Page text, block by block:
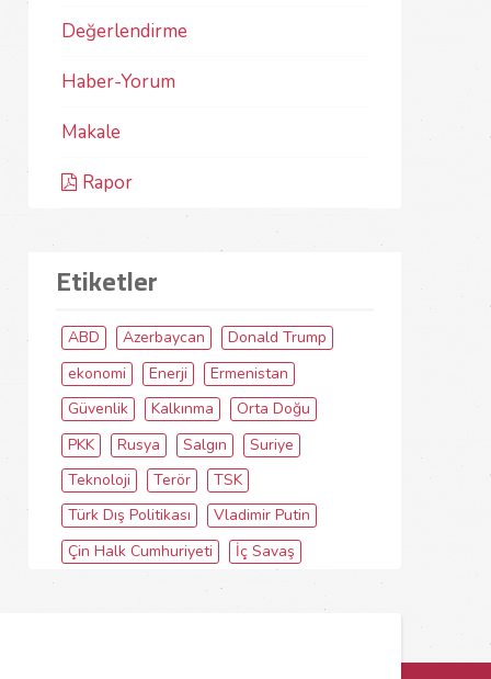
Değerlendirme
Haber-Yorum
Makale
Rapor
Etiketler
ABD Azerbaycan
Donald Trump
ekonomi
Enerji
Ermenistan
Güvenlik
Kalkınma
Orta Doğu
PKK
Rusya Salgın
Suriye
Teknoloji
Terör
TSK
Türk Dış Politikası
Vladimir Putin
Çin Halk Cumhuriyeti
İç Savaş